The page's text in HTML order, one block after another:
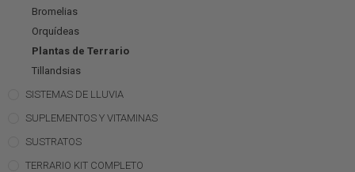
Bromelias
Orquídeas
Plantas de Terrario
Tillandsias
SISTEMAS DE LLUVIA
SUPLEMENTOS Y VITAMINAS
SUSTRATOS
TERRARIO KIT COMPLETO